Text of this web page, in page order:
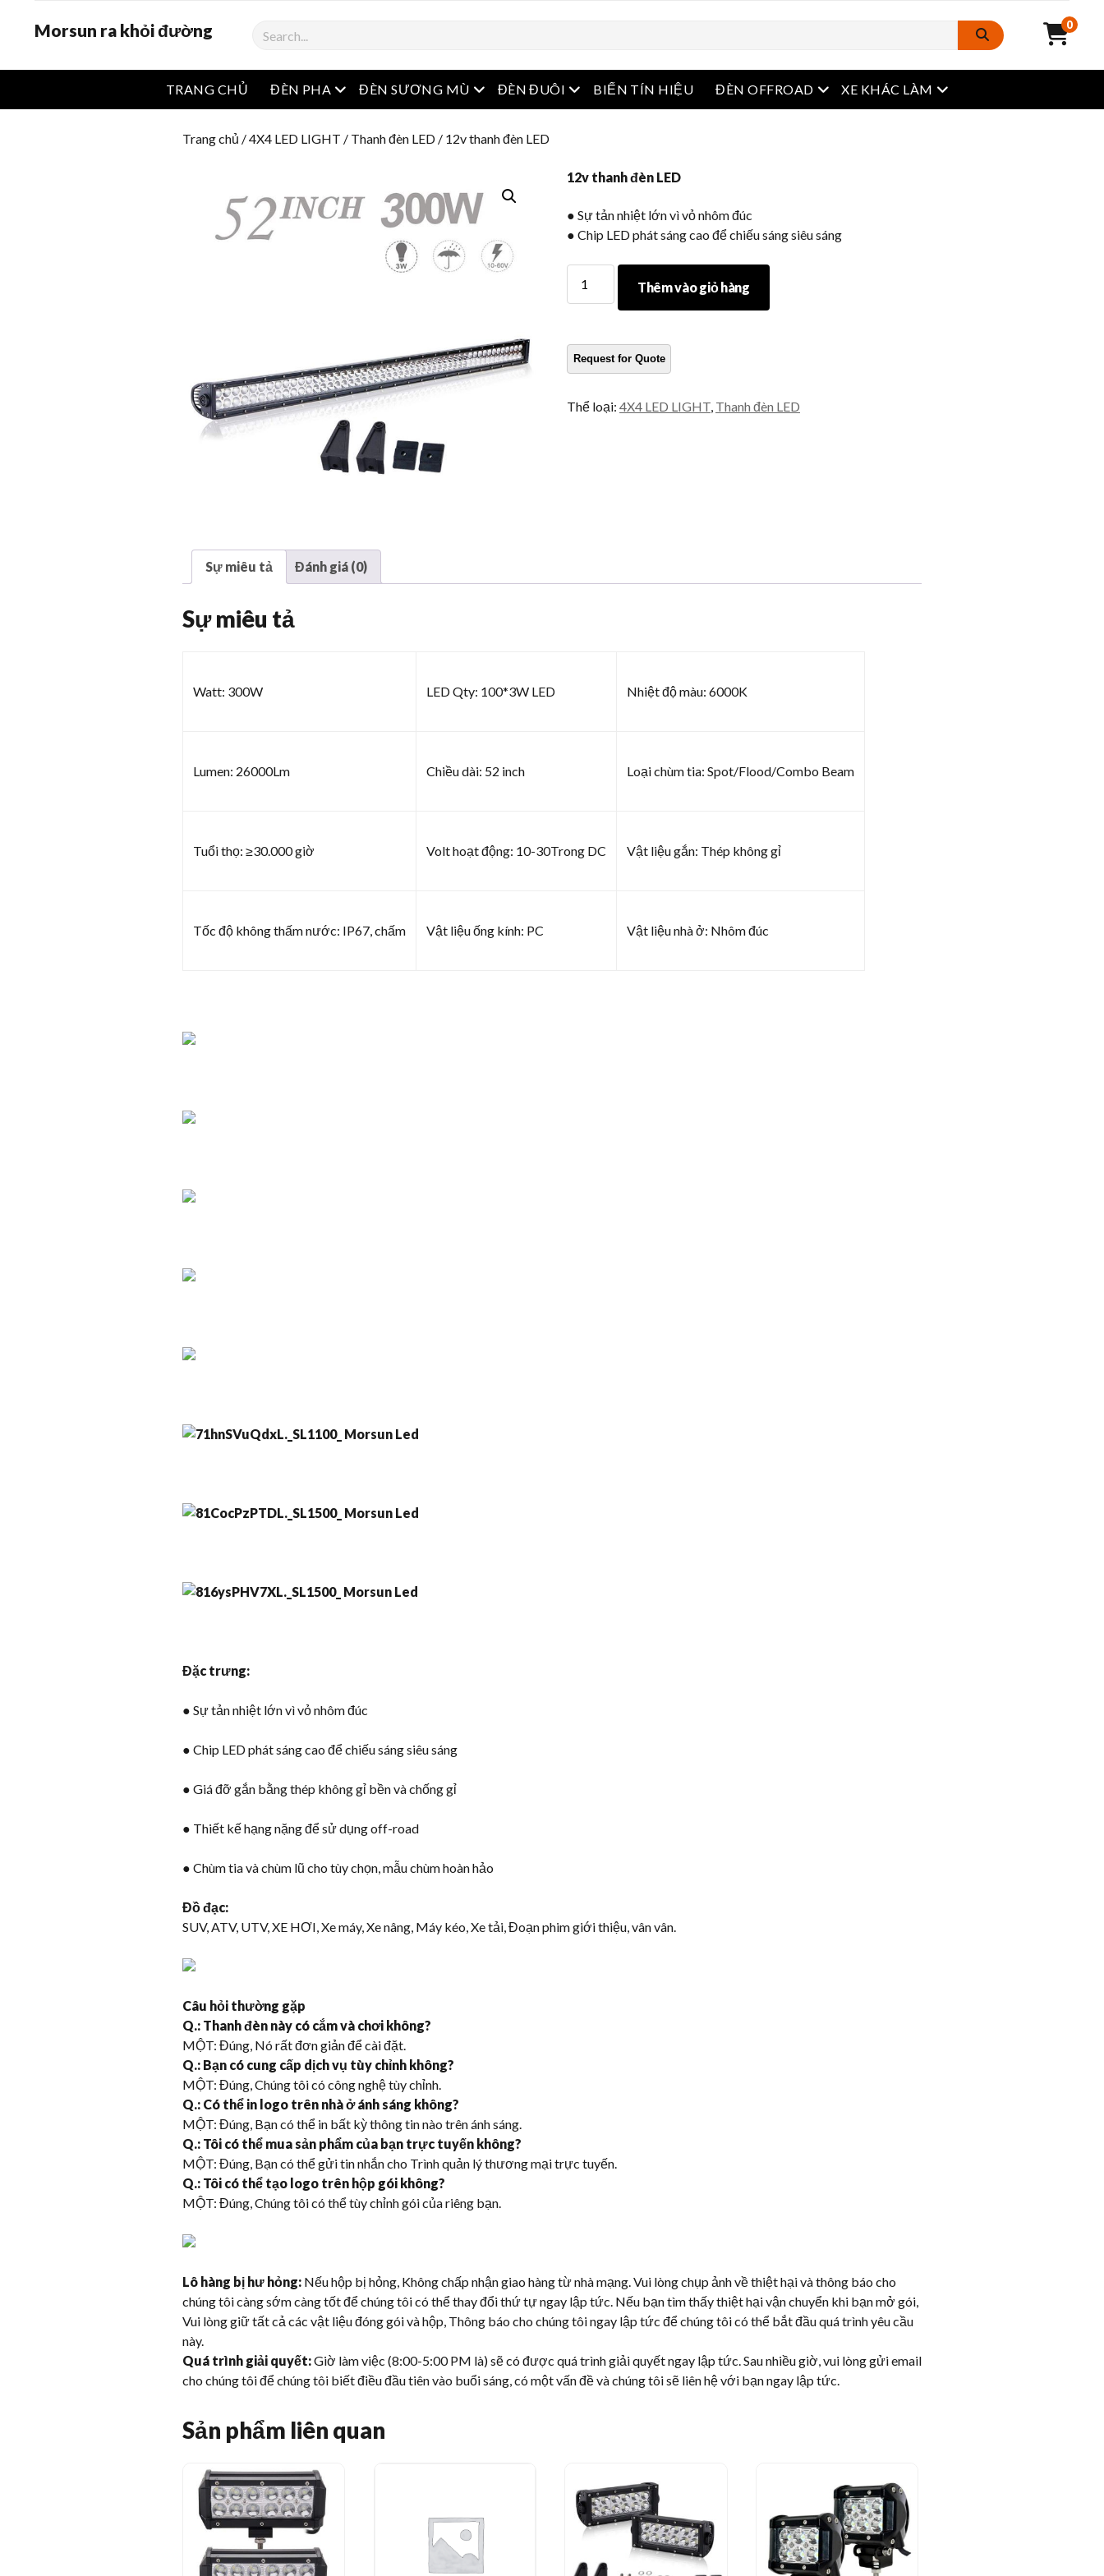
Morsun ra khỏi đường
Tìm
0
TRANG CHỦ ĐÈN PHA Mở menu
ĐÈN SƯƠNG MÙ Mở menu
ĐÈN ĐUÔI Mở menu
BIẾN TÍN HIỆU ĐÈN OFFROAD Mở menu
XE KHÁC LÀM Mở menu
Trang chủ /4X4 LED LIGHT / Thanh đèn LED / 12v thanh đèn LED
12v thanh đèn LED
● Sự tản nhiệt lớn vì vỏ nhôm đúc
● Chip LED phát sáng cao để chiếu sáng siêu sáng
thanh
Số
lượng
Thêm vào giỏ hàng
Thể loại: 4X4 LED LIGHT, Thanh đèn LED
Sự miêu tả Đánh giá (0)
Sự miêu tả
Watt: 300W LED Qty: 100*3W LED Nhiệt độ màu: 6000K
Lumen: 26000Lm Chiều dài: 52 inch Loại chùm tia: Spot/Flood/Combo Beam
Tuổi thọ: ≥30.000 giờ Volt hoạt động: 10-30Trong DC Vật liệu gắn: Thép không gỉ
Tốc độ không thấm nước: IP67, chấm Vật liệu ống kính: PC Vật liệu nhà ở: Nhôm đúc
Đặc trưng:
● Sự tản nhiệt lớn vì vỏ nhôm đúc
● Chip LED phát sáng cao để chiếu sáng siêu sáng
● Giá đỡ gắn bằng thép không gỉ bền và chống gỉ
● Thiết kế hạng nặng để sử dụng off-road
● Chùm tia và chùm lũ cho tùy chọn, mẫu chùm hoàn hảo
Đồ đạc:
SUV, ATV, UTV, XE HƠI, Xe máy, Xe nâng, Máy kéo, Xe tải, Đoạn phim giới thiệu, vân vân.
Câu hỏi thường gặp
Q.: Thanh đèn này có cắm và chơi không?
MỘT: Đúng, Nó rất đơn giản để cài đặt.
Q.: Bạn có cung cấp dịch vụ tùy chỉnh không?
MỘT: Đúng, Chúng tôi có công nghệ tùy chỉnh.
Q.: Có thể in logo trên nhà ở ánh sáng không?
MỘT: Đúng, Bạn có thể in bất kỳ thông tin nào trên ánh sáng.
Q.: Tôi có thể mua sản phẩm của bạn trực tuyến không?
MỘT: Đúng, Bạn có thể gửi tin nhắn cho Trình quản lý thương mại trực tuyến.
Q.: Tôi có thể tạo logo trên hộp gói không?
MỘT: Đúng, Chúng tôi có thể tùy chỉnh gói của riêng bạn.
Lô hàng bị hư hỏng: Nếu hộp bị hỏng, Không chấp nhận giao hàng từ nhà mạng. Vui lòng chụp ảnh về thiệt hại và thông báo cho
chúng tôi càng sớm càng tốt để chúng tôi có thể thay đổi thứ tự ngay lập tức. Nếu bạn tìm thấy thiệt hại vận chuyển khi bạn mở gói,
Vui lòng giữ tất cả các vật liệu đóng gói và hộp, Thông báo cho chúng tôi ngay lập tức để chúng tôi có thể bắt đầu quá trình yêu cầu
này.
Quá trình giải quyết:Giờ làm việc (8:00-5:00 PM là) sẽ có được quá trình giải quyết ngay lập tức. Sau nhiều giờ, vui lòng gửi email
cho chúng tôi để chúng tôi biết điều đầu tiên vào buổi sáng, có một vấn đề và chúng tôi sẽ liên hệ với bạn ngay lập tức.
Sản phẩm liên quan